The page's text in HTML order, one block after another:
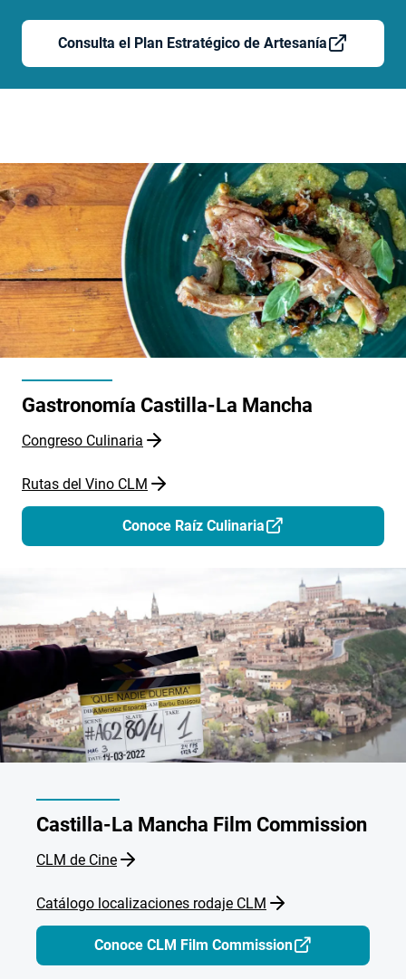
Consulta el Plan Estratégico de Artesanía
Gastronomía Castilla-La Mancha
Congreso Culinaria
Rutas del Vino CLM
Conoce Raíz Culinaria
Castilla-La Mancha Film Commission
CLM de Cine
Catálogo localizaciones rodaje CLM
Conoce CLM Film Commission